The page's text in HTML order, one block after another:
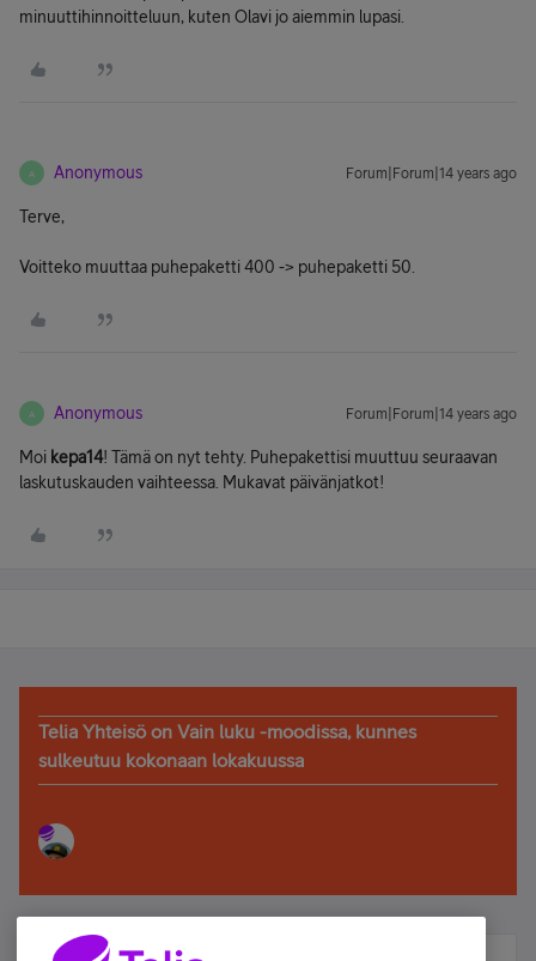
minuuttihinnoitteluun, kuten Olavi jo aiemmin lupasi.
A Anonymous Forum|Forum|14 years ago
Terve,
Voitteko muuttaa puhepaketti 400 -> puhepaketti 50.
A Anonymous Forum|Forum|14 years ago
Moi kepa14! Tämä on nyt tehty. Puhepakettisi muuttuu seuraavan
laskutuskauden vaihteessa. Mukavat päivänjatkot!
Telia Yhteisö on Vain luku -moodissa, kunnes
sulkeutuu kokonaan lokakuussa